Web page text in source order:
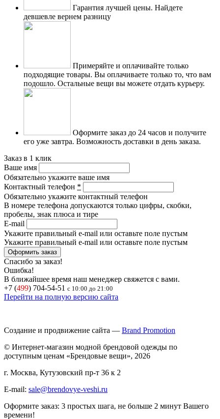
Гарантия лучшей цены. Найдете
девшевле вернем разницу
Примеряйте и оплачивайте только
подходящие товары. Вы оплачиваете только то, что вам
подошло. Остальные вещи вы можете отдать курьеру.
Оформите заказ до 24 часов и получите
его уже завтра. Возможность доставки в день заказа.
Заказ в 1 клик
Ваше имя
Обязательно укажите ваше имя
Контактный телефон *
Обязательно укажите контактный телефон
В номере телефона допускаются только цифры, скобки,
пробелы, знак плюса и тире
E-mail
Укажите правильный e-mail или оставьте поле пустым
Укажите правильный e-mail или оставьте поле пустым
Спасибо за заказ!
Ошибка!
В ближайшее время наш менеджер свяжется с вами.
+7 (499) 704-54-51 с 10:00 до 21:00
Перейти на полную версию сайта
Создание и продвижение сайта — Brand Promotion
© Интернет-магазин модной брендовой одежды по
доступным ценам «Брендовые вещи», 2026
г. Москва, Кутузовский пр-т 36 к 2
E-mail: sale@brendovye-veshi.ru
Оформите заказ: 3 простых шага, не больше 2 минут Вашего
времени!